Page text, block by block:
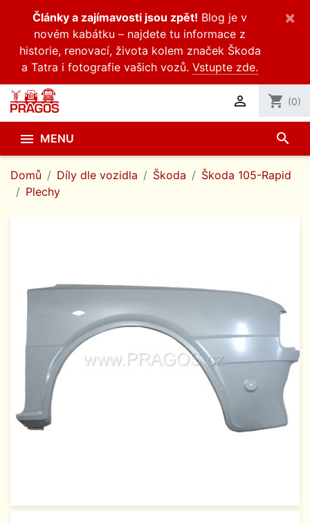
Články a zajímavosti jsou zpět! Blog je v
novém kabátku – najdete tu informace z
historie, renovací, života kolem značek Škoda
a Tatra i fotografie vašich vozů. Vstupte zde.
×
 shopping_cart (0)
 MENU search
Domů Díly dle vozidla Škoda
Škoda 105-Rapid
Plechy